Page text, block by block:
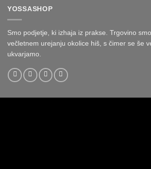
YOSSASHOP
Smo podjetje, ki izhaja iz prakse. Trgovino
večletnem urejanju okolice hiš, s čimer se še
ukvarjamo.